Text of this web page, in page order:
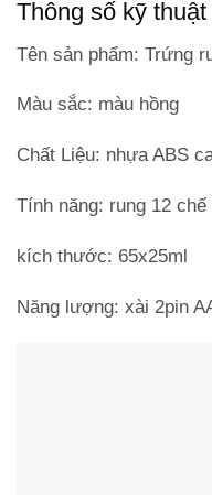
Thông số kỹ thuật
Tên sản phẩm: Trứng
Màu sắc: màu hồng
Chất Liệu: nhựa ABS
Tính năng: rung 12
kích thước: 65x25ml
Năng lượng: xài 2pin